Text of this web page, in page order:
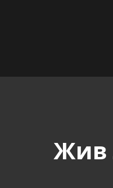
Жив